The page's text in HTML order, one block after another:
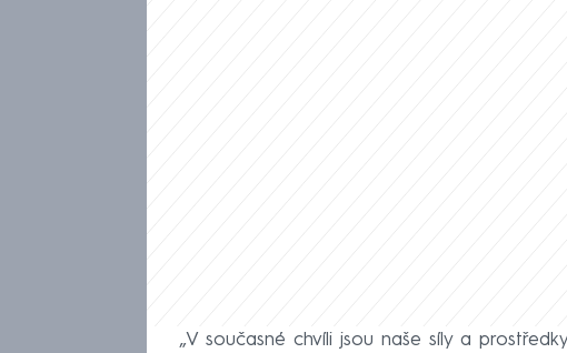
„V současné chvíli jsou naše síly a